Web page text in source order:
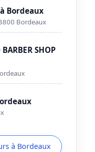
Bordeaux
Bordeaux
SHOP
à Bordeaux